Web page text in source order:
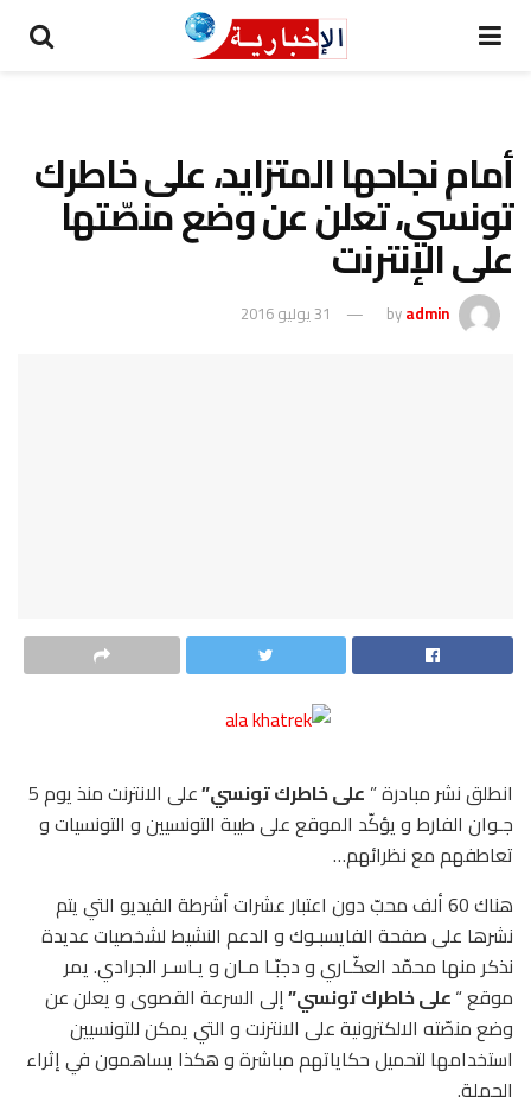
أمام نجاحها المتزايد، على خاطرك
تونسي، تعلن عن وضع منصّتها
على الإنترنت
byadmin 31 يوليو 2016
انطلق نشر مبادرة ” على خاطرك تونسي”
على الانترنت منذ يوم 5
جـوان الفارط و يؤكّد الموقع على طيبة التونسيين و التونسيات و
تعاطفهم مع نظرائهم…
هناك 60 ألف محبّ دون اعتبار عشرات أشرطة الفيديو التي يتم
نشرها على صفحة الفايسبـوك و الدعم النشيط لشخصيات عديدة
نذكر منها محمّد العكّـاري و دجبّـا مـان و يـاسـر الجرادي. يمر
موقع “على خاطرك تونسي”إلى السرعة القصوى و يعلن عن
وضع منصّته الالكترونية على الانترنت و التي يمكن للتونسيين
استخدامها لتحميل حكاياتهم مباشرة و هكذا يساهمون في إثراء
الحملة.